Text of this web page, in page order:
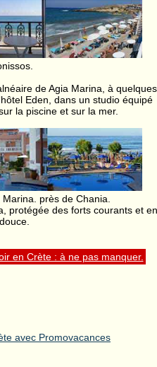
de Agia Marina, à quelques
Eden, dans un studio équipé
la piscine et sur la mer.
près de Chania.
protégée des forts courants et en
en Crète : à ne pas manquer.
avec Promovacances